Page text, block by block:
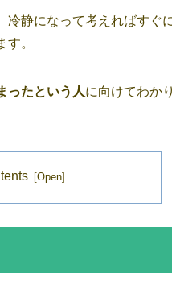
冷静になって考えればすぐ
。
ったという人に向けてわか